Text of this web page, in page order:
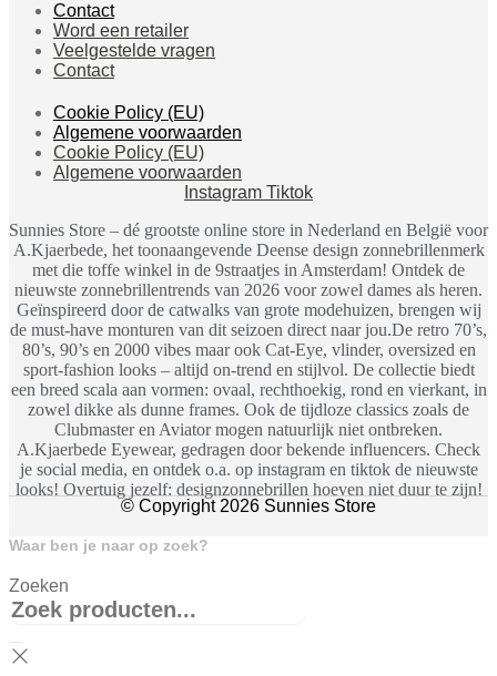
Contact
Word een retailer
Veelgestelde vragen
Contact
Cookie Policy (EU)
Algemene voorwaarden
Cookie Policy (EU)
Algemene voorwaarden
Instagram Tiktok
Sunnies Store – dé grootste online store in Nederland en België voor
A.Kjaerbede, het toonaangevende Deense design zonnebrillenmerk
met die toffe winkel in de 9straatjes in Amsterdam! Ontdek de
nieuwste zonnebrillentrends van 2026 voor zowel dames als heren.
Geïnspireerd door de catwalks van grote modehuizen, brengen wij
de must-have monturen van dit seizoen direct naar jou.De retro 70’s,
80’s, 90’s en 2000 vibes maar ook Cat-Eye, vlinder, oversized en
sport-fashion looks – altijd on-trend en stijlvol. De collectie biedt
een breed scala aan vormen: ovaal, rechthoekig, rond en vierkant, in
zowel dikke als dunne frames. Ook de tijdloze classics zoals de
Clubmaster en Aviator mogen natuurlijk niet ontbreken.
A.Kjaerbede Eyewear, gedragen door bekende influencers. Check
je social media, en ontdek o.a. op instagram en tiktok de nieuwste
looks! Overtuig jezelf: designzonnebrillen hoeven niet duur te zijn!
© Copyright 2026 Sunnies Store
Waar ben je naar op zoek?
Zoeken